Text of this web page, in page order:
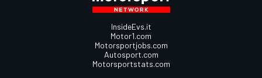
InsideEvs.it
Motor1.com
Motorsportjobs.com
Autosport.com
Motorsportstats.com